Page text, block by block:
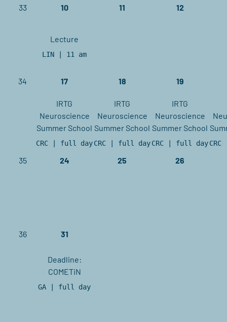
33 10 11 12
Lecture
LIN | 11 am
34 17 18 19
IRTG
Neuroscience
Summer School
CRC | full day
IRTG
Neuroscience
Summer School
CRC | full day
IRTG
Neuroscience
Summer School
CRC | full day
35 24 25 26
36 31
Deadline:
COMETiN
GA | full day